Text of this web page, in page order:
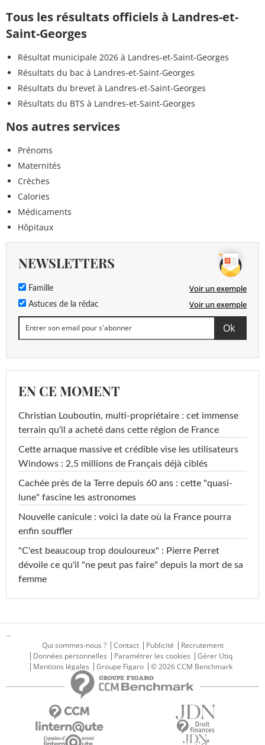
Tous les résultats officiels à Landres-et-
Saint-Georges
Résultat municipale 2026 à Landres-et-Saint-Georges
Résultats du bac à Landres-et-Saint-Georges
Résultats du brevet à Landres-et-Saint-Georges
Résultats du BTS à Landres-et-Saint-Georges
Nos autres services
Prénoms
Maternités
Crèches
Calories
Médicaments
Hôpitaux
NEWSLETTERS
Famille Voir un exemple
Astuces de la rédac Voir un exemple
EN CE MOMENT
Christian Louboutin, multi-propriétaire : cet immense
terrain qu'il a acheté dans cette région de France
Cette arnaque massive et crédible vise les utilisateurs
Windows : 2,5 millions de Français déjà ciblés
Cachée près de la Terre depuis 60 ans : cette "quasi-
lune" fascine les astronomes
Nouvelle canicule : voici la date où la France pourra
enfin souffler
"C'est beaucoup trop douloureux" : Pierre Perret
dévoile ce qu'il "ne peut pas faire" depuis la mort de sa
femme
...
Qui sommes-nous ?
Contact Publicité
Recrutement
Données personnelles
Paramétrer les cookies
Gérer Utiq
Mentions légales
Groupe Figaro © 2026 CCM Benchmark